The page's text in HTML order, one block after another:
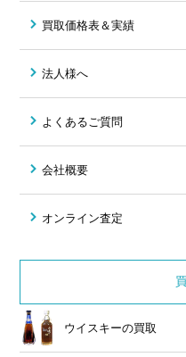
買取価格表＆実績
法人様へ
よくあるご質問
会社概要
オンライン査定
ウイスキーの買取